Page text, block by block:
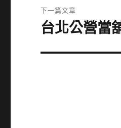
文
章:
下一篇文章
下
篇
台北公營當